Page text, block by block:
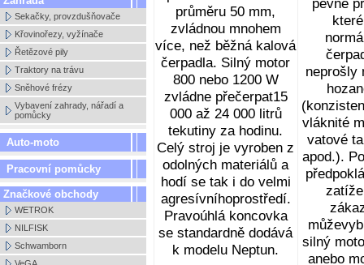
Sekačky, provzdušňovače
Křovinořezy, vyžínače
Řetězové pily
Traktory na trávu
Sněhové frézy
Vybavení zahrady, nářadí a
pomůcky
Auto-moto
Pracovní pomůcky
Značkové obchody
WETROK
NILFISK
Schwamborn
průměru 50 mm,
zvládnou mnohem
více, než běžná kalová
čerpadla. Silný motor
800 nebo 1200 W
zvládne přečerpat15
000 až 24 000 litrů
tekutiny za hodinu.
Celý stroj je vyroben z
odolných materiálů a
hodí se tak i do velmi
agresívníhoprostředí.
Pravoúhlá koncovka
se standardně dodává
k modelu Neptun.
pevné
neprošly
vláknité
vatové
apod.).
silný
anebo